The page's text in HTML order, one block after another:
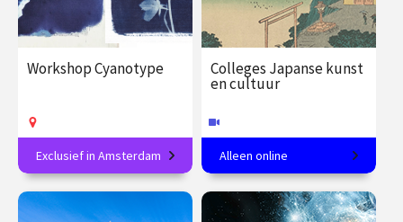
Workshop Cyanotype
Maak jouw eigen
blauwdrukprints
Exclusief in Amsterdam
Colleges Japanse kunst
en cultuur
In 8 colleges van tempel tot
theeceremonie.
Alleen online